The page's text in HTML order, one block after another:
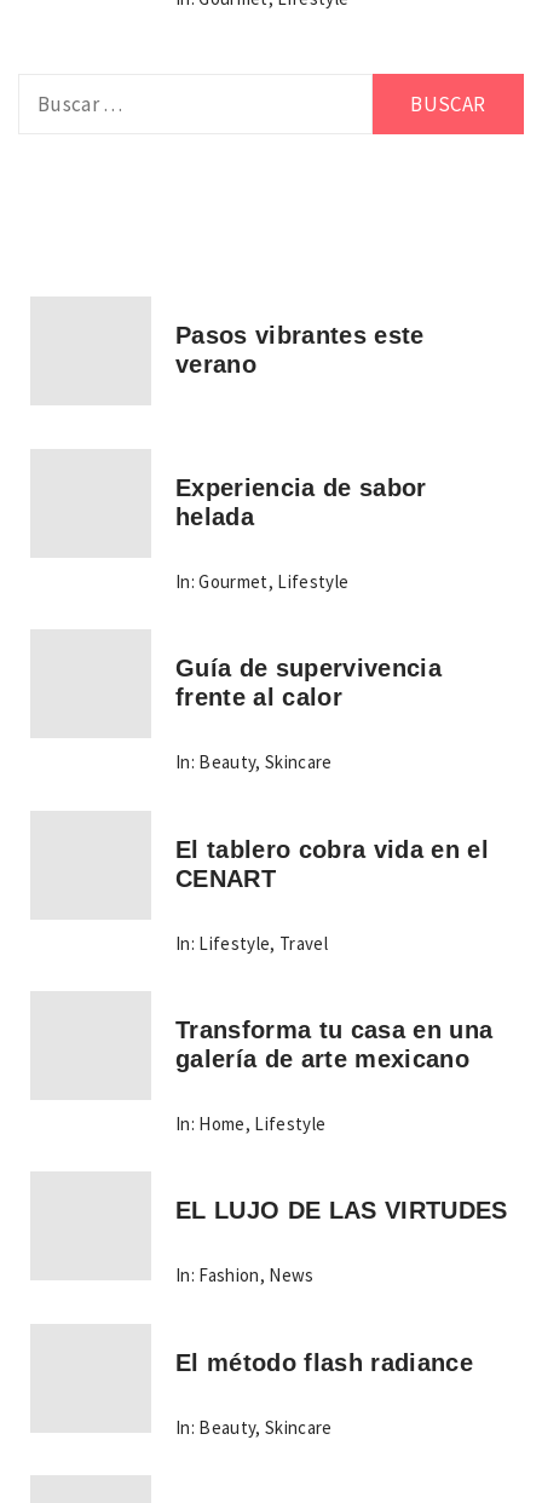
Pasos vibrantes este
verano
Experiencia de sabor
helada
In: Gourmet, Lifestyle
Guía de supervivencia
frente al calor
In: Beauty,Skincare
El tablero cobra vida en el
CENART
In: Lifestyle, Travel
Transforma tu casa en una
galería de arte mexicano
In: Home, Lifestyle
EL LUJO DE LAS VIRTUDES
In: Fashion, News
El método flash radiance
In: Beauty,Skincare